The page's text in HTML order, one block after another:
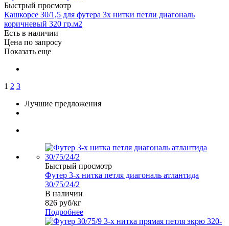
Быстрый просмотр
Кашкорсе 30/1,5 для футера 3х нитки петли диагональ
коричневый 320 гр.м2
Есть в наличии
Цена по запросу
Показать еще
1 2 3
Лучшие предложения
Быстрый просмотр
Футер 3-х нитка петля диагональ атлантида
30/75/24/2
В наличии
826 руб/кг
Подробнее